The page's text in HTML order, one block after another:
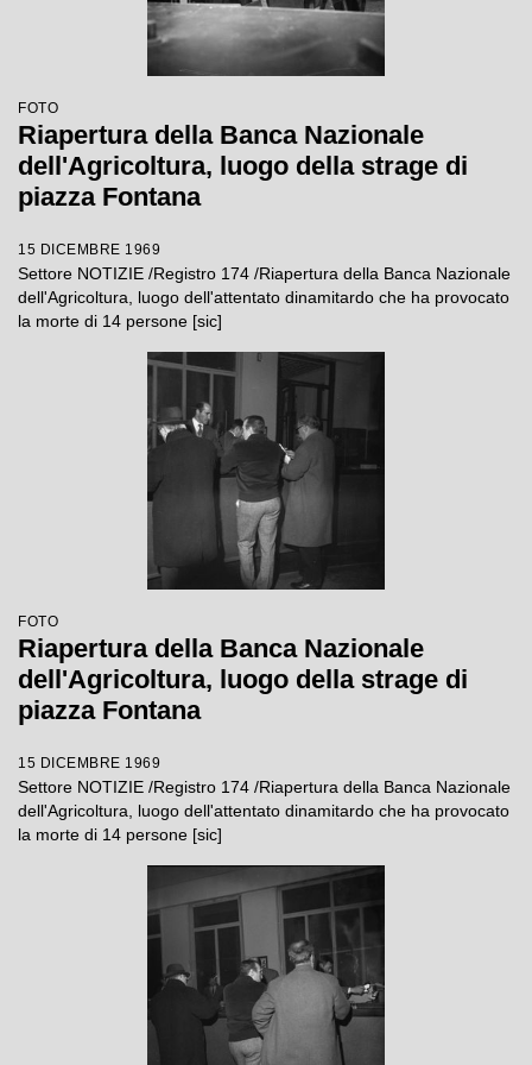
FOTO
Riapertura della Banca Nazionale
dell'Agricoltura, luogo della strage di
piazza Fontana
15 DICEMBRE 1969
Settore NOTIZIE /Registro 174 /Riapertura della Banca Nazionale
dell'Agricoltura, luogo dell'attentato dinamitardo che ha provocato
la morte di 14 persone [sic]
FOTO
Riapertura della Banca Nazionale
dell'Agricoltura, luogo della strage di
piazza Fontana
15 DICEMBRE 1969
Settore NOTIZIE /Registro 174 /Riapertura della Banca Nazionale
dell'Agricoltura, luogo dell'attentato dinamitardo che ha provocato
la morte di 14 persone [sic]